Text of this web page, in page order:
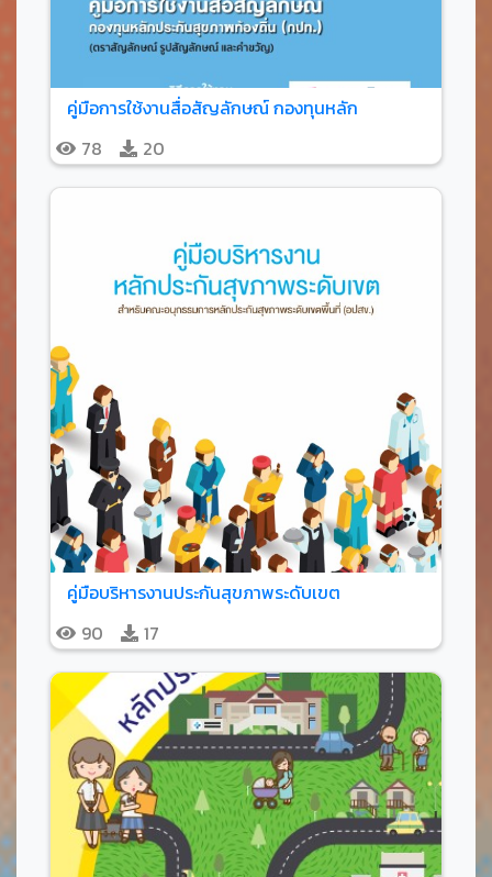
คู่มือการใช้งานสื่อสัญลักษณ์ กองทุนหลัก
78
20
คู่มือบริหารงานประกันสุขภาพระดับเขต
90
17